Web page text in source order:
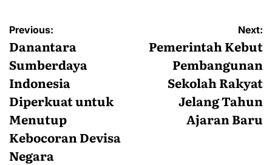
Navigasi
pos
Previous:
Danantara
Sumberdaya
Indonesia
Diperkuat untuk
Menutup
Kebocoran Devisa
Negara
Next:
Pemerintah Kebut
Pembangunan
Sekolah Rakyat
Jelang Tahun
Ajaran Baru